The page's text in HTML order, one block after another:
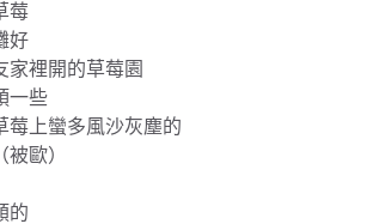
莓
好
家裡開的草莓園
一些
莓上蠻多風沙灰塵的
歐）
的